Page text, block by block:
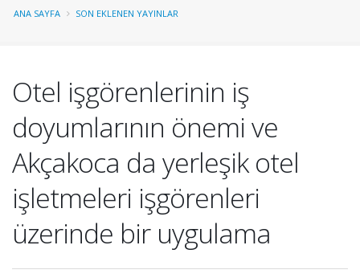
ANA SAYFA SON EKLENEN YAYINLAR
Otel işgörenlerinin iş
doyumlarının önemi ve
Akçakoca da yerleşik otel
işletmeleri işgörenleri
üzerinde bir uygulama